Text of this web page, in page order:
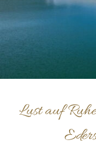
Lust auf